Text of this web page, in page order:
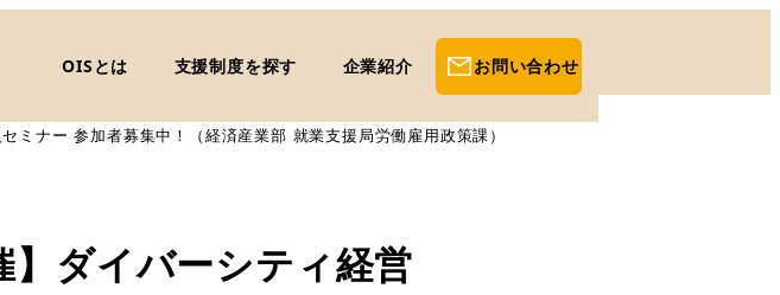
OISとは 支援制度を探す 企業紹介 お問い合わせ
ミナー 参加者募集中！（経済産業部 就業支援局労働雇用政策課）
ダイバーシティ経営